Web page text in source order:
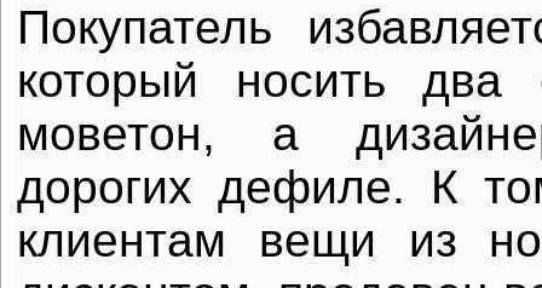
Покупатель
который носить два
моветон, а
дорогих дефиле. К
клиентам вещи из